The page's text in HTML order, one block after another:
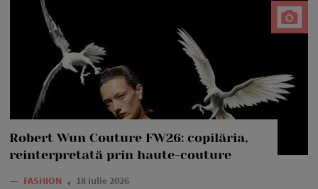
Robert Wun Couture FW26: copilăria,
reinterpretată prin haute-couture
— FASHION 18 iulie 2026